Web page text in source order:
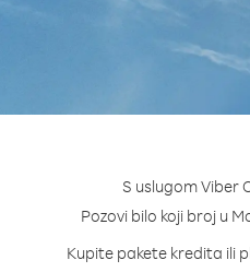
S uslugom Viber
Pozovi bilo koji broj u
Kupite pakete kredita ili